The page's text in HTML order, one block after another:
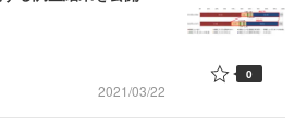
2021/03/22
0